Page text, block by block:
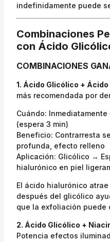
indefinidamente puede
Combinaciones
con Ácido
COMBINACIONES
1. Ácido Glicólico +
más recomendada por
Cuándo:
(espera 3 min)
Beneficio: Contrarresta
profunda, efecto relleno
Aplicación: Glicólico →
hialurónico en piel
El ácido hialurónico
después del glicólico
que la exfoliación puede
2. Ácido Glicólico +
Potencia efectos